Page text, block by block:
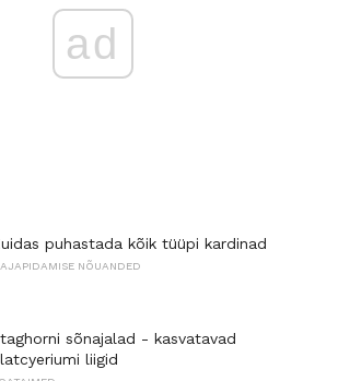
ad
puhastada kõik tüüpi kardinad
NÕUANDED
sõnajalad - kasvatavad
liigid